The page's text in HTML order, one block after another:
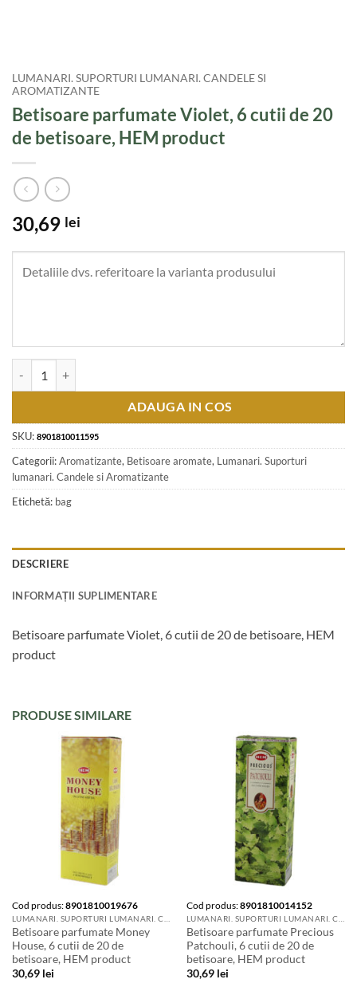
LUMANARI. SUPORTURI LUMANARI. CANDELE SI
AROMATIZANTE
Betisoare parfumate Violet, 6 cutii de 20
de betisoare, HEM product
30,69 lei
ADAUGA IN COS
SKU: 8901810011595
Categorii:Aromatizante, Betisoare aromate, Lumanari. Suporturi
lumanari. Candele si Aromatizante
Etichetă: bag
DESCRIERE
INFORMAȚII SUPLIMENTARE
Betisoare parfumate Violet, 6 cutii de 20 de betisoare, HEM
product
PRODUSE SIMILARE
Cod produs:8901810019676
Betisoare parfumate Money
House, 6 cutii de 20 de
betisoare, HEM product
30,69 lei
Cod produs:8901810014152
Betisoare parfumate Precious
Patchouli, 6 cutii de 20 de
betisoare, HEM product
30,69 lei